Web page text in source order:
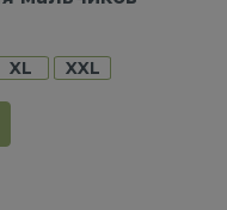
XL XXL